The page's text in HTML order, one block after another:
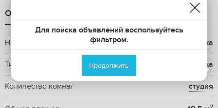
ОБЩАЯ ИНФОРМАЦИЯ
Название ЖК ЖК Сорока
Тип жилья вторичка
Количество комнат студия
Для поиска объявлений воспользуйтесь
фильтром.
Продолжить